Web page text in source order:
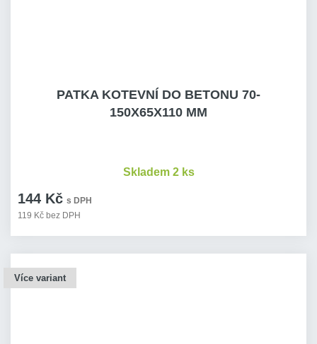
PATKA KOTEVNÍ DO BETONU 70-
150X65X110 MM
144 Kč s DPH
119 Kč bez DPH
Skladem 2 ks
Více variant